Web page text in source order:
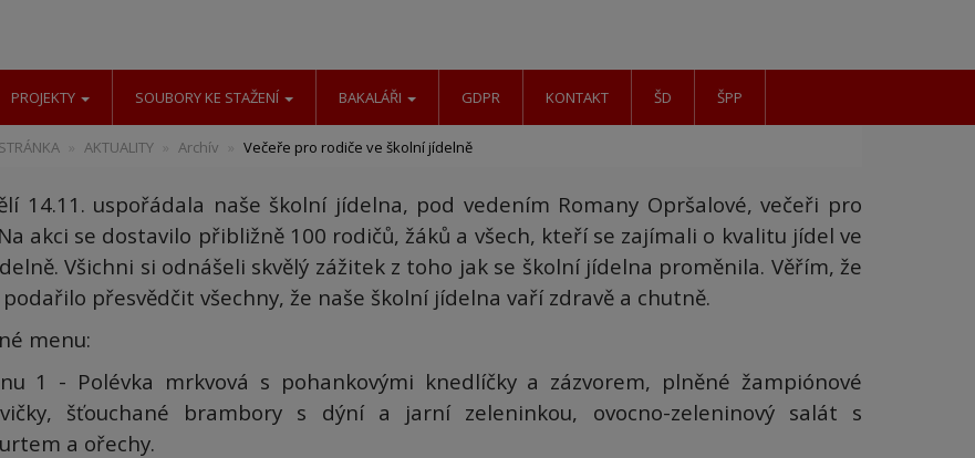
PROJEKTY SOUBORY KE STAŽENÍ BAKALÁŘI GDPR KONTAKT ŠD ŠPP
AKTUALITY Archív Večeře pro rodiče ve školní jídelně
14.11. uspořádala naše školní jídelna, pod vedením Romany Opršalové, večeři pro
akci se dostavilo přibližně 100 rodičů, žáků a všech, kteří se zajímali o kvalitu jídel ve
Všichni si odnášeli skvělý zážitek z toho jak se školní jídelna proměnila. Věřím, že
přesvědčit všechny, že naše školní jídelna vaří zdravě a chutně.
menu:
1 - Polévka mrkvová s pohankovými knedlíčky a zázvorem, plněné žampiónové
šťouchané brambory s dýní a jarní zeleninkou, ovocno-zeleninový salát s
a ořechy.